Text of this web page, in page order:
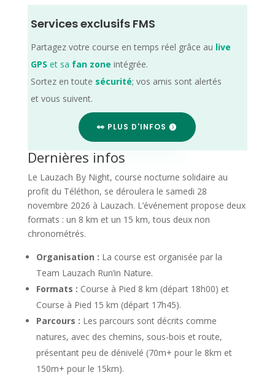
Services exclusifs FMS
Partagez votre course en temps réel grâce au live
GPS et sa fan zone intégrée.
Sortez en toute sécurité; vos amis sont alertés
et vous suivent.
👀 PLUS D'INFOS
Dernières infos
Le Lauzach By Night, course nocturne solidaire au
profit du Téléthon, se déroulera le samedi 28
novembre 2026 à Lauzach. L’événement propose deux
formats : un 8 km et un 15 km, tous deux non
chronométrés.
Organisation : La course est organisée par la
Team Lauzach Run’in Nature.
Formats : Course à Pied 8 km (départ 18h00) et
Course à Pied 15 km (départ 17h45).
Parcours : Les parcours sont décrits comme
natures, avec des chemins, sous-bois et route,
présentant peu de dénivelé (70m+ pour le 8km et
150m+ pour le 15km).